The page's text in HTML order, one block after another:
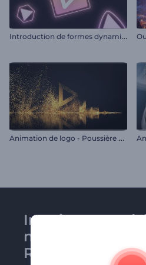
I
ntroduction de formes dynamiques néon
A
nimation de logo - Poussière de paillettes
Inscrivez-vous à
newsletter de
Renderforest